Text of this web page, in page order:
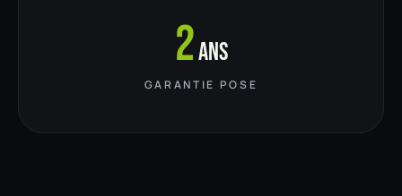
2ans
GARANTIE POSE